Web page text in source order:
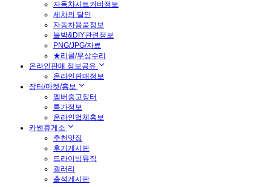
자동차시트커버정보
세차의 달인
자동차용품정보
블박&DIY관련정보
PNG/JPG/자료
★리콜/무상수리
온라인판매 정보공유
온라인판매정보
장터/마켓/홍보
멤버중고장터
특가정보
온라인업체홍보
카쎈휴게소
추천맛집
후기게시판
드라이빙뮤직
갤러리
출석게시판